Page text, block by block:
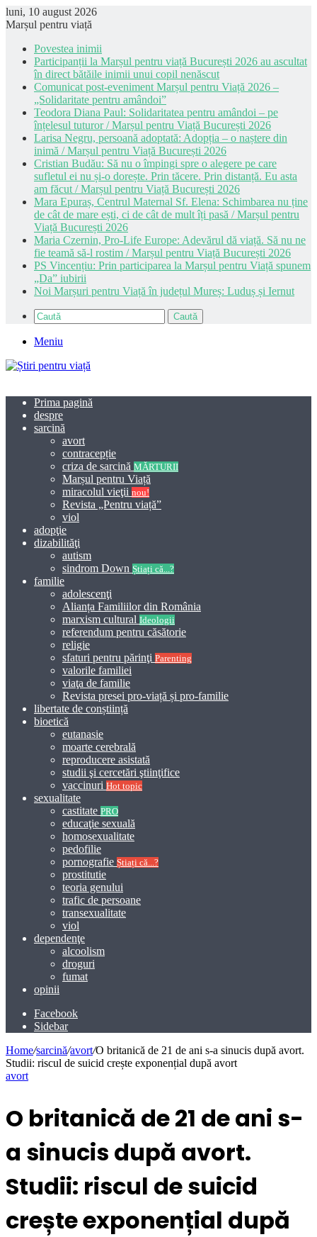
luni, 10 august 2026
Marșul pentru viață
Povestea inimii
Participanții la Marșul pentru viață București 2026 au ascultat
în direct bătăile inimii unui copil nenăscut
Comunicat post-eveniment Marșul pentru Viață 2026 –
„Solidaritate pentru amândoi”
Teodora Diana Paul: Solidaritatea pentru amândoi – pe
înțelesul tuturor / Marșul pentru Viață București 2026
Larisa Negru, persoană adoptată: Adopția – o naștere din
inimă / Marșul pentru Viață București 2026
Cristian Budău: Să nu o împingi spre o alegere pe care
sufletul ei nu și-o dorește. Prin tăcere. Prin distanță. Eu asta
am făcut / Marșul pentru Viață București 2026
Mara Epuraș, Centrul Maternal Sf. Elena: Schimbarea nu ține
de cât de mare ești, ci de cât de mult îți pasă / Marșul pentru
Viață București 2026
Maria Czernin, Pro-Life Europe: Adevărul dă viață. Să nu ne
fie teamă să-l rostim / Marșul pentru Viață București 2026
PS Vincențiu: Prin participarea la Marșul pentru Viață spunem
„Da” iubirii
Noi Marșuri pentru Viață în județul Mureș: Luduș și Iernut
Caută
Meniu
Prima pagină
despre
sarcină
avort
contracepție
criza de sarcină MĂRTURII
Marșul pentru Viață
miracolul vieţii nou!
Revista „Pentru viață”
viol
adopţie
dizabilităţi
autism
sindrom Down Știați că...?
familie
adolescenţi
Alianța Familiilor din România
marxism cultural Ideologii
referendum pentru căsătorie
religie
sfaturi pentru părinţi Parenting
valorile familiei
viaţa de familie
Revista presei pro-viață și pro-familie
libertate de conștiință
bioetică
eutanasie
moarte cerebrală
reproducere asistată
studii şi cercetări ştiinţifice
vaccinuri Hot topic
sexualitate
castitate PRO
educaţie sexuală
homosexualitate
pedofilie
pornografie Știați că...?
prostitutie
teoria genului
trafic de persoane
transexualitate
viol
dependenţe
alcoolism
droguri
fumat
opinii
Facebook
Sidebar
Home/sarcină/avort/O britanică de 21 de ani s-a sinucis după avort.
Studii: riscul de suicid crește exponențial după avort
avort
O britanică de 21 de ani s-
a sinucis după avort.
Studii: riscul de suicid
crește exponențial după